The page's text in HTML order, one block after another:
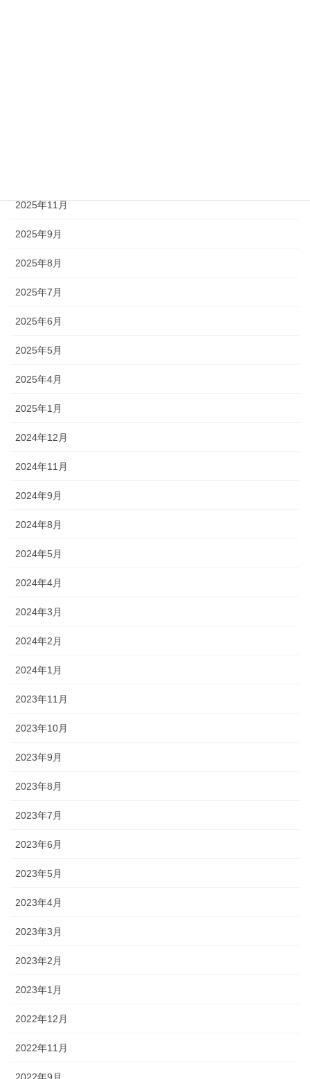
2025年11月
2025年9月
2025年8月
2025年7月
2025年6月
2025年5月
2025年4月
2025年1月
2024年12月
2024年11月
2024年9月
2024年8月
2024年5月
2024年4月
2024年3月
2024年2月
2024年1月
2023年11月
2023年10月
2023年9月
2023年8月
2023年7月
2023年6月
2023年5月
2023年4月
2023年3月
2023年2月
2023年1月
2022年12月
2022年11月
2022年9月